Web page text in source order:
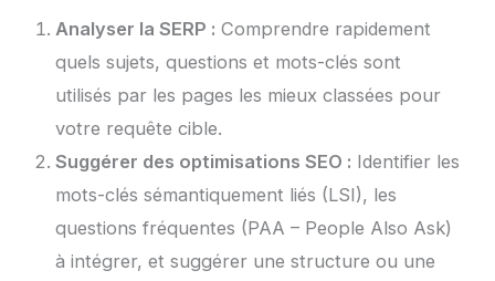
Analyser la SERP : Comprendre rapidement
quels sujets, questions et mots-clés sont
utilisés par les pages les mieux classées pour
votre requête cible.
Suggérer des optimisations SEO : Identifier les
mots-clés sémantiquement liés (LSI), les
questions fréquentes (PAA – People Also Ask)
à intégrer, et suggérer une structure ou une